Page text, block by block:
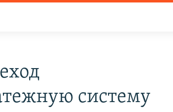
систему